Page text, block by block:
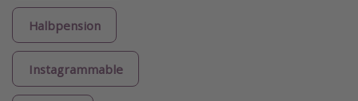
Halbpension
Instagrammable